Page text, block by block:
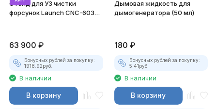
Стенд для УЗ чистки
форсунок Launch CNC-603A
63 900 ₽
Бонусных рублей за покупку:
1918.92руб.
В наличии
В корзину
Дымовая жидкость для
дымогенератора (50 мл)
180 ₽
Бонусных рублей за покупку:
5.41руб.
В наличии
В корзину